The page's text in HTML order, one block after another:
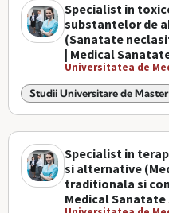
Specialist in
substantelor de
(Sanatate
| Medical
Universitatea de
Studii Universitare de Master
Specialist in
si alternative
traditionala si
Medical Sanatate